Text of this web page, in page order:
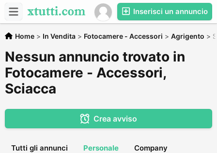
Inserisci un annuncio
Home > In Vendita > Fotocamere - Accessori > Agrigento >
Nessun annuncio trovato in
Fotocamere - Accessori,
Sciacca
Crea avviso
Tutti gli annunci Personale Company